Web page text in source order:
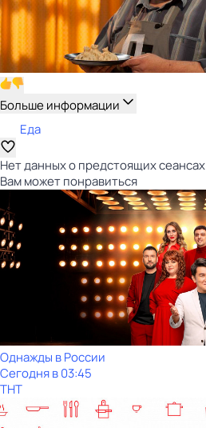
Больше информации
Еда
Нет данных о предстоящих сеансах
Вам может понравиться
Однажды в России
Сегодня в 03:45
ТНТ